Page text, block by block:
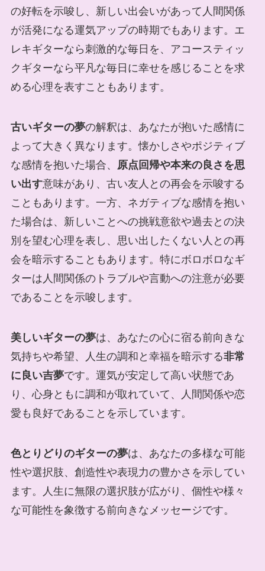
の好転を示唆し、新しい出会いがあって人間関係
が活発になる運気アップの時期でもあります。エ
レキギターなら刺激的な毎日を、アコースティッ
クギターなら平凡な毎日に幸せを感じることを求
める心理を表すこともあります。
古いギターの夢の解釈は、あなたが抱いた感情に
よって大きく異なります。懐かしさやポジティブ
な感情を抱いた場合、 原点回帰や本来の良さを思
い出す意味があり、古い友人との再会を示唆する
こともあります。一方、ネガティブな感情を抱い
た場合は、新しいことへの挑戦意欲や過去との決
別を望む心理を表し、思い出したくない人との再
会を暗示することもあります。特にボロボロなギ
ターは人間関係のトラブルや言動への注意が必要
であることを示唆します。
美しいギターの夢は、あなたの心に宿る前向きな
気持ちや希望、人生の調和と幸福を暗示する非常
に良い吉夢です。運気が安定して高い状態であ
り、心身ともに調和が取れていて、人間関係や恋
愛も良好であることを示しています。
色とりどりのギターの夢は、あなたの多様な可能
性や選択肢、創造性や表現力の豊かさを示してい
ます。人生に無限の選択肢が広がり、個性や様々
な可能性を象徴する前向きなメッセージです。